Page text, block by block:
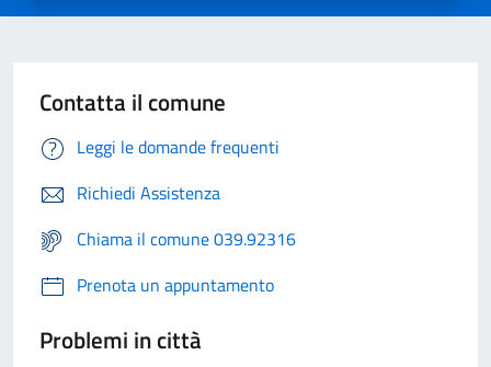
Contatta il comune
Leggi le domande frequenti
Richiedi Assistenza
Chiama il comune 039.92316
Prenota un appuntamento
Problemi in città